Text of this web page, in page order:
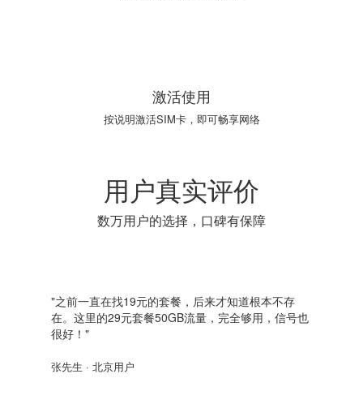
激活使用
按说明激活SIM卡，即可畅享网络
用户真实评价
数万用户的选择，口碑有保障
"之前一直在找19元的套餐，后来才知道根本不存
在。这里的29元套餐50GB流量，完全够用，信号也
很好！"
张先生 · 北京用户